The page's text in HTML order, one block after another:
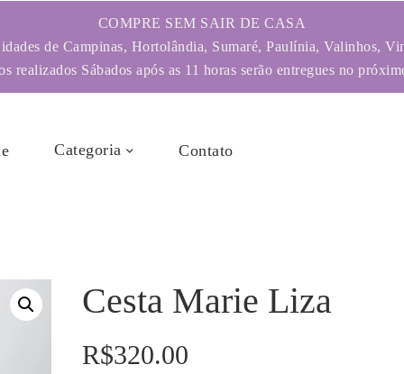
COMPRE SEM SAIR DE CASA
de Campinas, Hortolândia, Sumaré, Paulínia, Valinhos,
realizados Sábados após as 11 horas serão entregues no
Categoria Contato
Cesta Marie Liza
R$320.00